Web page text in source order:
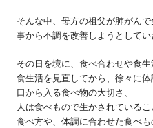
そんな中、母方の祖父が肺がん
事から不調を改善しようとして
その日を境に、食べ合わせや食
食生活を見直してから、徐々に
口から入る食べ物の大切さ、
人は食べもので生かされている
食べ方や、体調に合わせた食べ